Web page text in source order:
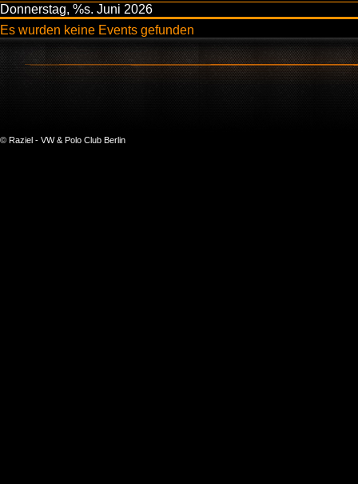
Donnerstag, %s. Juni 2026
Es wurden keine Events gefunden
© Raziel - VW & Polo Club Berlin